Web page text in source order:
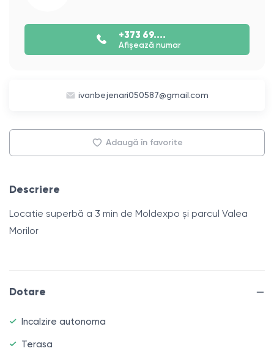
+373 69....
Afișează numar
ivanbejenari050587@gmail.com
Adaugă în favorite
Descriere
Locatie superbă a 3 min de Moldexpo și parcul Valea
Morilor
Dotare
Incalzire autonoma
Terasa